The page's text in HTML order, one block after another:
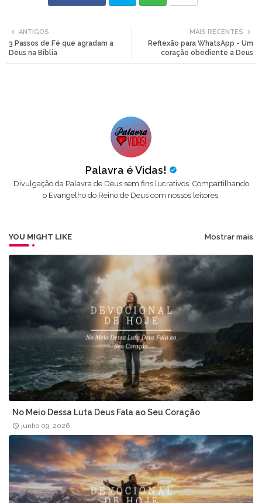
ats
MAIS RECENTES
Reflexão para WhatsApp - Um
coração obediente a Deus
ANTIGOS
3 Passos de Fé que agradam a
Deus na Bíblia
Palavra é Vidas!
Divulgação da Palavra de Deus sem fins lucrativos. Compartilhando
o Evangelho do Reino de Deus com nossos leitores.
YOU MIGHT LIKE Mostrar mais
No Meio Dessa Luta Deus Fala ao Seu Coração
junho 09, 2026